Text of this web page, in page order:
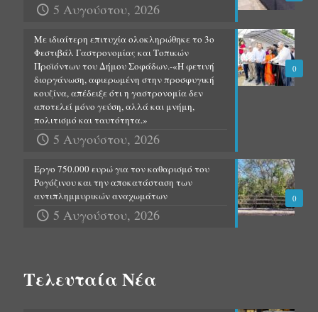
5 Αυγούστου, 2026
0
Με ιδιαίτερη επιτυχία ολοκληρώθηκε το 3ο
Φεστιβάλ Γαστρονομίας και Τοπικών
Προϊόντων του Δήμου Σοφάδων.-«Η φετινή
διοργάνωση, αφιερωμένη στην προσφυγική
κουζίνα, απέδειξε ότι η γαστρονομία δεν
αποτελεί μόνο γεύση, αλλά και μνήμη,
πολιτισμό και ταυτότητα.»
5 Αυγούστου, 2026
0
Έργο 750.000 ευρώ για τον καθαρισμό του
Ρογόζινου και την αποκατάσταση των
αντιπλημμυρικών αναχωμάτων
5 Αυγούστου, 2026
Τελευταία Νέα